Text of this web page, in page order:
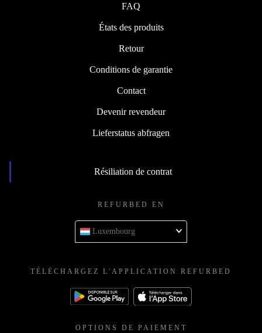
FAQ
États des produits
Retour
Conditions de garantie
Contact
Devenir revendeur
Lieferstatus abfragen
Résiliation de contrat
REFURBED EN
Luxembourg
TÉLÉCHARGEZ L'APPLICATION REFURBED
OPTIONS DE PAIEMENT